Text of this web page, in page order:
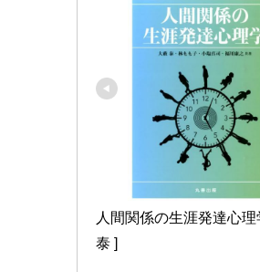
人間関係の生涯発達心理
泰 ]